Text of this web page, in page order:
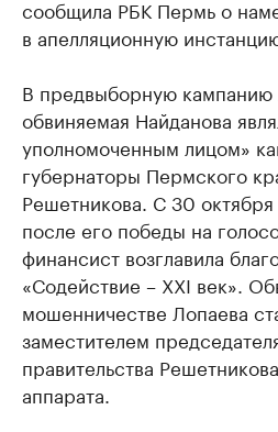
сообщила РБК Пермь о
в апелляционную
В предвыборную кампанию
обвиняемая Найданова
уполномоченным лицом»
губернаторы Пермского
Решетникова. С 30
после его победы на
финансист возглавила
«Содействие – XXI век».
мошенничестве Лопаева
заместителем
правительства
аппарата.